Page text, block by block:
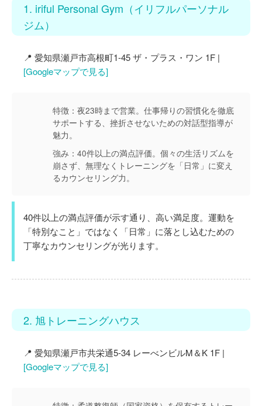
1. iriful Personal Gym（イリフルパーソナル
ジム）
📍 愛知県瀬戸市高根町1-45 ザ・プラス・ワン 1F |
[Googleマップで見る]
特徴： 夜23時まで営業。仕事帰りの習慣化を徹底
サポートする、挫折させないための対話型指導が
魅力。
強み： 40件以上の満点評価。個々の生活リズムを
崩さず、無理なくトレーニングを「日常」に変え
るカウンセリング力。
40件以上の満点評価が示す通り、高い満足度。運動を
「特別なこと」ではなく「日常」に落とし込むための
丁寧なカウンセリングが光ります。
2. 旭トレーニングハウス
📍 愛知県瀬戸市共栄通5-34 レーべンビルM＆K 1F |
[Googleマップで見る]